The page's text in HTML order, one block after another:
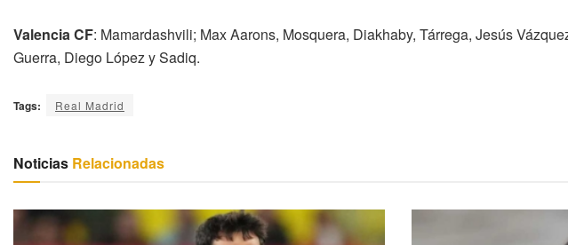
Valencia CF: Mamardashvili; Max Aarons, Mosquera, Diakhaby, Tárrega, Jesús
Guerra, Diego López y Sadiq.
Tags: Real Madrid
Noticias Relacionadas